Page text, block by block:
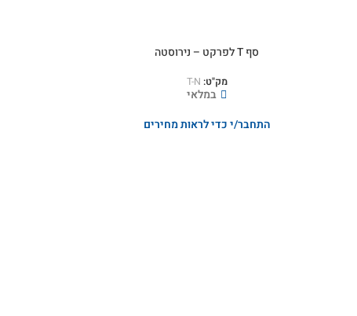
סף T לפרקט – נירוסטה
מק"ט: T-N
במלאי
התחבר/י כדי לראות מחירים